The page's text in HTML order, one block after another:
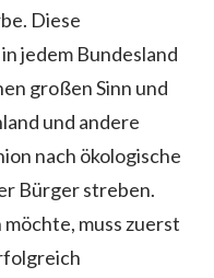
Diese
jedem Bundesland
großen Sinn und
und andere
nach ökologische
Bürger streben.
muss zuerst